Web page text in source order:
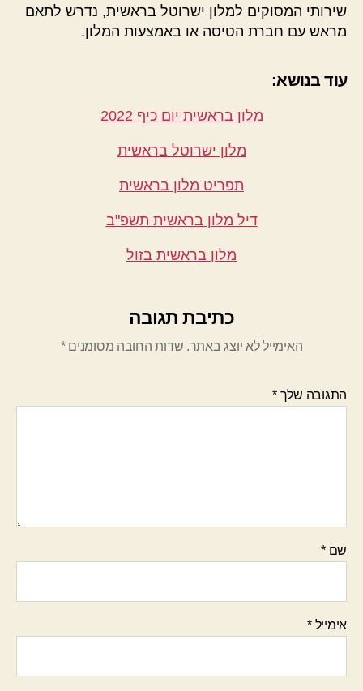
שירותי המסוקים למלון ישרוטל בראשית, נדרש לתאם
מראש עם חברת הטיסה או באמצעות המלון.
עוד בנושא:
מלון בראשית יום כיף 2022
מלון ישרוטל בראשית
תפריט מלון בראשית
דיל מלון בראשית תשפ"ב
מלון בראשית בזול
כתיבת תגובה
האימייל לא יוצג באתר. שדות החובה מסומנים*
התגובה שלך*
שם*
אימייל*